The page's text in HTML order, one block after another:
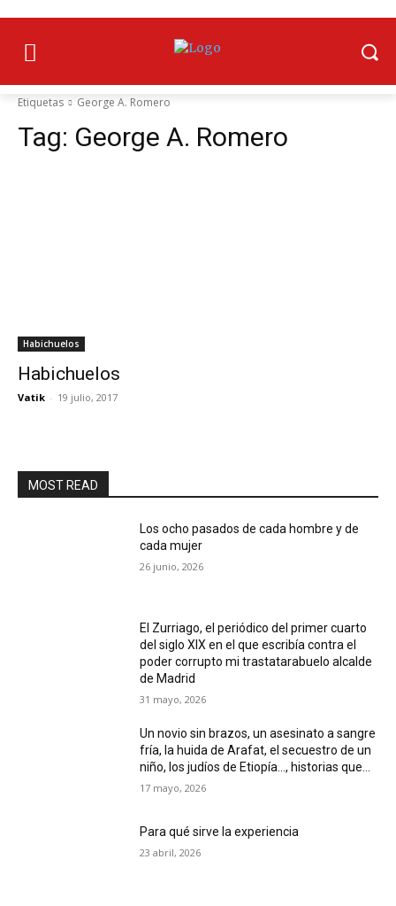
Etiquetas George A. Romero
Tag: George A. Romero
Habichuelos
Habichuelos
Vatik - 19 julio, 2017
MOST READ
Los ocho pasados de cada hombre y de
cada mujer
26 junio, 2026
El Zurriago, el periódico del primer cuarto
del siglo XIX en el que escribía contra el
poder corrupto mi trastatarabuelo alcalde
de Madrid
31 mayo, 2026
Un novio sin brazos, un asesinato a sangre
fría, la huida de Arafat, el secuestro de un
niño, los judíos de Etiopía…, historias que...
17 mayo, 2026
Para qué sirve la experiencia
23 abril, 2026